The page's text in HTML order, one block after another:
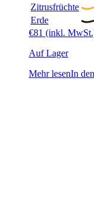
Zitrusfrüchte
Erde
€81 (inkl.
Auf Lager
Mehr lesenIn